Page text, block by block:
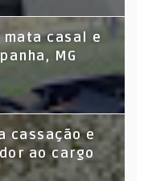
mata casal e
MG
cassação e
ao cargo